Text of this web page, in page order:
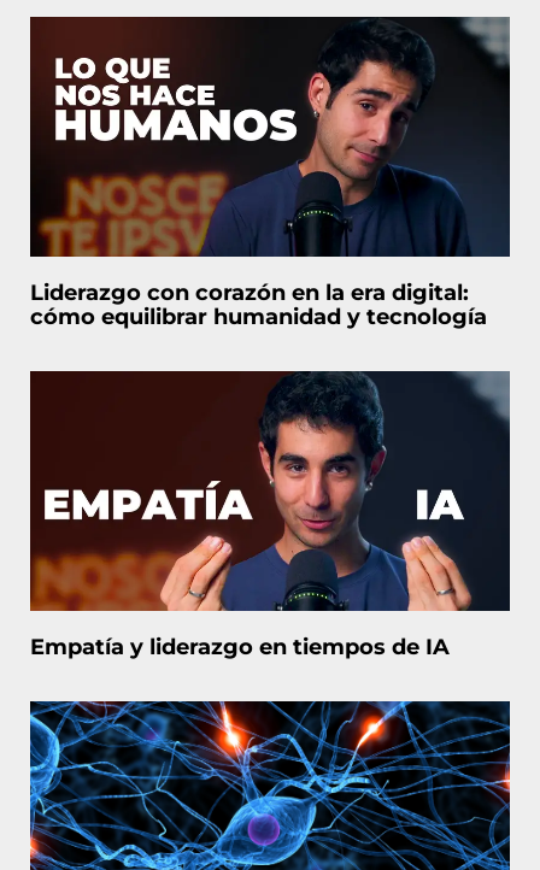
Liderazgo con corazón en la era digital:
cómo equilibrar humanidad y tecnología
Empatía y liderazgo en tiempos de IA